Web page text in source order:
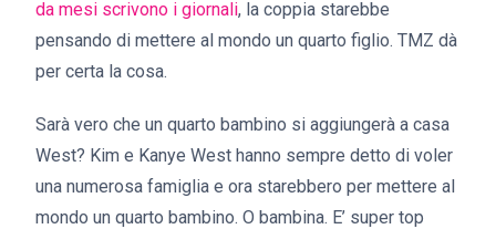
da mesi scrivono i giornali, la coppia starebbe
pensando di mettere al mondo un quarto figlio. TMZ dà
per certa la cosa.
Sarà vero che un quarto bambino si aggiungerà a casa
West? Kim e Kanye West hanno sempre detto di voler
una numerosa famiglia e ora starebbero per mettere al
mondo un quarto bambino. O bambina. E’ super top